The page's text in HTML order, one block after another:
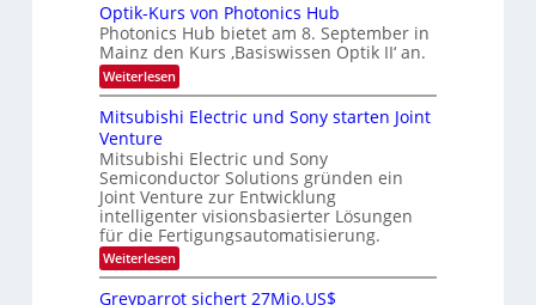
i
t
u
n
g
-
T
r
e
n
d
s
c
h
s
t
u
m
i
r
s
t
e
n
H
a
l
b
u
s
-
S
e
m
n
r
-
E
i
n
s
t
n
i
m
m
t
i
n
d
Optik-Kurs von Photonics Hub
Photonics Hub bietet am 8. September in
Mainz den Kurs ‚Basiswissen Optik II‘ an.
Weiterlesen:
O
p
t
k
-
K
u
r
s
v
o
n
Mitsubishi Electric und Sony starten Joint
Venture
Mitsubishi Electric und Sony
Semiconductor Solutions gründen ein
Joint Venture zur Entwicklung
intelligenter visionsbasierter Lösungen
für die Fertigungsautomatisierung.
Weiterlesen:
M
Greyparrot sichert 27Mio.US$